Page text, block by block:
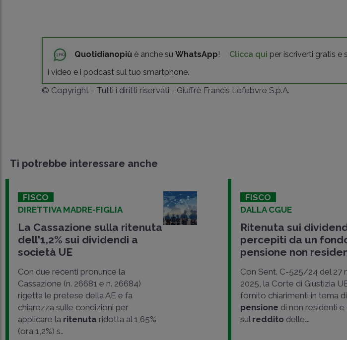
Quotidianopiù è anche suWhatsApp! Clicca qui per iscriverti gratis e
i video e i podcast sul tuo smartphone.
© Copyright - Tutti i diritti riservati - Giuffrè Francis Lefebvre S.p.A.
Ti potrebbe interessare anche
FISCO
DIRETTIVA MADRE-FIGLIA
La Cassazione sulla ritenuta
dell'1,2% sui dividendi a
società UE
Con due recenti pronunce la
Cassazione (n. 26681 e n. 26684)
rigetta le pretese della AE e fa
chiarezza sulle condizioni per
applicare laritenutaridotta al 1,65%
(ora 1,2%) s..
FISCO
DALLA CGUE
Ritenuta sui dividendi
percepiti da un fondo
pensione non
Con Sent. C-525/24 del 27
2025, la Corte di Giustizia UE
fornito chiarimenti in tema di
pensionedi non residenti e
sulredditodelle..